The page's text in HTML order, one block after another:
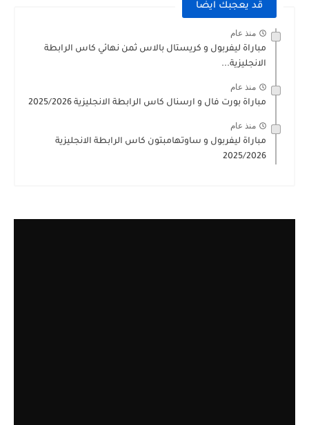
قد يعجبك ايضا
منذ عام
مباراة ليفربول و كريستال بالاس ثمن نهائي كاس الرابطة
الانجليزية...
منذ عام
مباراة بورت فال و ارسنال كاس الرابطة الانجليزية 2025/2026
منذ عام
مباراة ليفربول و ساوتهامبتون كاس الرابطة الانجليزية
2025/2026